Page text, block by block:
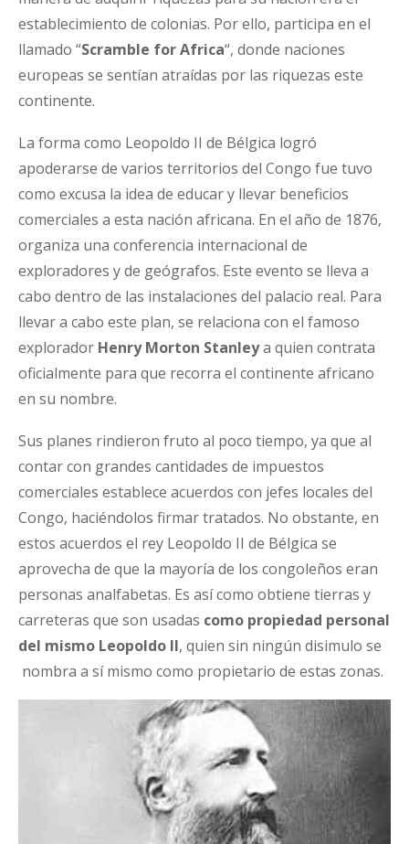
establecimiento de colonias. Por ello, participa en el
llamado “Scramble for Africa“, donde naciones
europeas se sentían atraídas por las riquezas este
continente.
La forma como Leopoldo II de Bélgica logró
apoderarse de varios territorios del Congo fue tuvo
como excusa la idea de educar y llevar beneficios
comerciales a esta nación africana. En el año de 1876,
organiza una conferencia internacional de
exploradores y de geógrafos. Este evento se lleva a
cabo dentro de las instalaciones del palacio real. Para
llevar a cabo este plan, se relaciona con el famoso
explorador Henry Morton Stanleya quien contrata
oficialmente para que recorra el continente africano
en su nombre.
Sus planes rindieron fruto al poco tiempo, ya que al
contar con grandes cantidades de impuestos
comerciales establece acuerdos con jefes locales del
Congo, haciéndolos firmar tratados. No obstante, en
estos acuerdos el rey Leopoldo II de Bélgica se
aprovecha de que la mayoría de los congoleños eran
personas analfabetas. Es así como obtiene tierras y
carreteras que son usadas como propiedad personal
del mismo Leopoldo II, quien sin ningún disimulo se
nombra a sí mismo como propietario de estas zonas.